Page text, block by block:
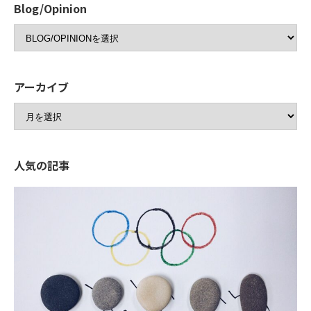
Blog/Opinion
アーカイブ
人気の記事